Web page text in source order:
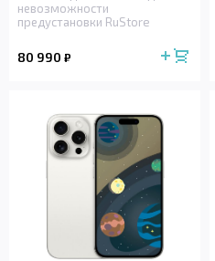
невозможности
предустановки RuStore
80 990 ₽